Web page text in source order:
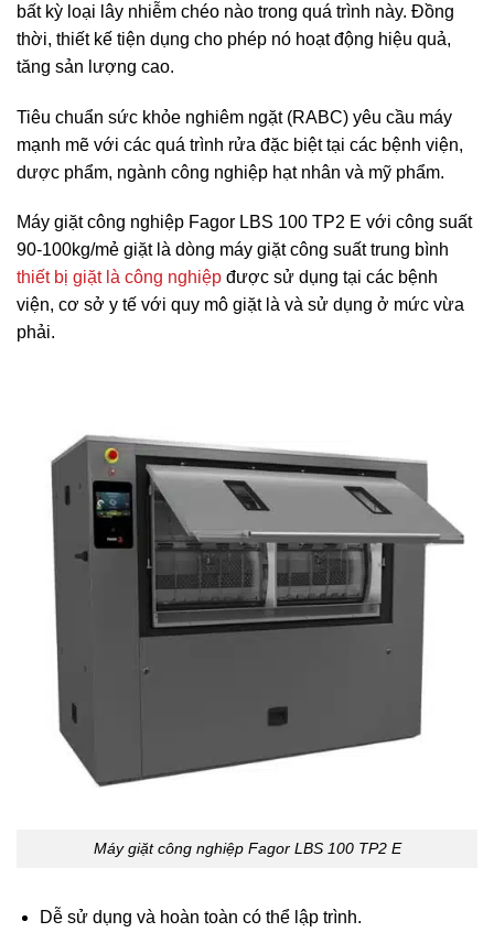
bất kỳ loại lây nhiễm chéo nào trong quá trình này. Đồng
thời, thiết kế tiện dụng cho phép nó hoạt động hiệu quả,
tăng sản lượng cao.
Tiêu chuẩn sức khỏe nghiêm ngặt (RABC) yêu cầu máy
mạnh mẽ với các quá trình rửa đặc biệt tại các bệnh viện,
dược phẩm, ngành công nghiệp hạt nhân và mỹ phẩm.
Máy giặt công nghiệp Fagor LBS 100 TP2 E với công suất
90-100kg/mẻ giặt là dòng máy giặt công suất trung bình
thiết bị giặt là công nghiệp được sử dụng tại các bệnh
viện, cơ sở y tế với quy mô giặt là và sử dụng ở mức vừa
phải.
Máy giặt công nghiệp Fagor LBS 100 TP2 E
Dễ sử dụng và hoàn toàn có thể lập trình.